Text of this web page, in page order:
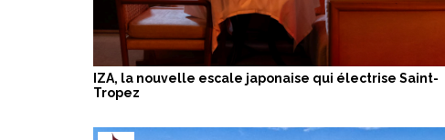
IZA, la nouvelle escale japonaise qui électrise Saint-
Tropez